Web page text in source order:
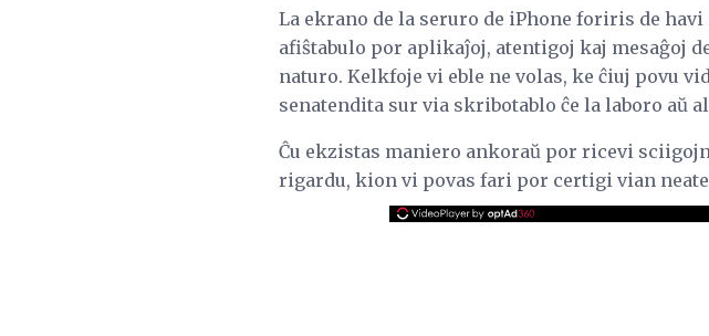
La ekrano de la seruro de iPhone foriris de
afiŝtabulo por aplikaĵoj, atentigoj kaj mesaĝoj
naturo. Kelkfoje vi eble ne volas, ke ĉiuj povu
senatendita sur via skribotablo ĉe la laboro aŭ
Ĉu ekzistas maniero ankoraŭ por ricevi
rigardu, kion vi povas fari por certigi vian